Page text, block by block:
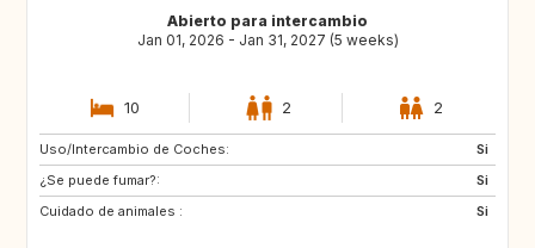
Abierto para intercambio
Jan 01, 2026 - Jan 31, 2027 (5 weeks)
10 2 2
Uso/Intercambio de Coches:
Si
¿Se puede fumar?:
Si
Cuidado de animales :
Si